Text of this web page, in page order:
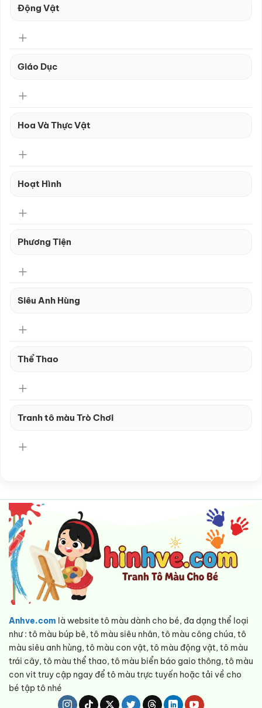
Động Vật
Giáo Dục
Hoa Và Thực Vật
Hoạt Hình
Phương Tiện
Siêu Anh Hùng
Thể Thao
Tranh tô màu Trò Chơi
Anhve.com là website tô màu dành cho bé, đa dạng thể loại
như : tô màu búp bê, tô màu siêu nhân, tô màu công chúa, tô
màu siêu anh hùng, tô màu con vật, tô màu động vật, tô màu
trái cây, tô màu thể thao, tô màu biển báo gaio thông, tô màu
con vit truy cập ngay để tô màu trực tuyến hoặc tải về cho
bé tập tô nhé